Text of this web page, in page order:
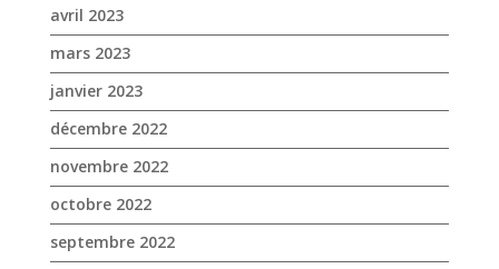
avril 2023
mars 2023
janvier 2023
décembre 2022
novembre 2022
octobre 2022
septembre 2022